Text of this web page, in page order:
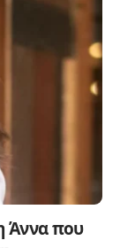
Άννα που